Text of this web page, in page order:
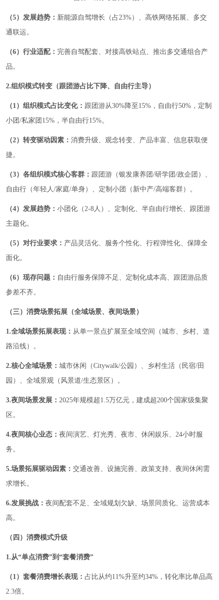
（5）发展趋势： 新能源自驾增长（占23%）、高铁网络拓展、多交
通联运。
（6）行业适配： 完善自驾配套、对接高铁站点、推出多交通组合产
品。
2.组织模式转变（跟团游占比下降、自由行主导）
（1）组织模式占比变化： 跟团游从30%降至15%，自由行50%，定制
小团/私家团15%，半自由行15%。
（2）转变驱动因素： 消费升级、观念转变、产品丰富、信息获取便
捷。
（3）各组织模式核心客群： 跟团游（银发康养团/研学团/政企团）、
自由行（年轻人/家庭/单身）、定制小团（新中产/高端客群）。
（4）发展趋势： 小团化（2-8人）、定制化、半自由行增长、跟团游
主题化。
（5）对行业要求： 产品灵活化、服务个性化、行程弹性化、保障全
面化。
（6）现存问题： 自由行服务保障不足、定制化成本高、跟团游品质
参差不齐。
（三）消费场景拓展（全域场景、夜间场景）
1.全域场景拓展表现： 从单一景点扩展至全域空间（城市、乡村、道
路沿线）。
2.核心全域场景： 城市休闲（Citywalk/公园）、乡村生活（民宿/田
园）、全域景观（风景道/生态景区）。
3.夜间场景发展： 2025年规模超1.5万亿元，建成超200个国家级集聚
区。
4.夜间核心业态： 夜间演艺、灯光秀、夜市、休闲娱乐、24小时服
务。
5.场景拓展驱动因素： 交通改善、设施完善、政策支持、夜间休闲需
求增长。
6.发展挑战： 夜间配套不足、全域规划欠缺、场景同质化、运营成本
高。
（四）消费模式升级
1.从“单点消费”到“套餐消费”
（1）套餐消费增长表现： 占比从约11%升至约34%，转化率比单品高
2.3倍。